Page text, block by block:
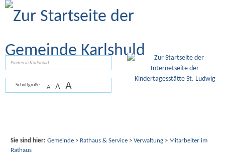
Zum Inhalt
Schriftgröße A A A
Sie sind hier: Gemeinde> Rathaus & Service> Verwaltung> Mitarbeiter im
Rathaus